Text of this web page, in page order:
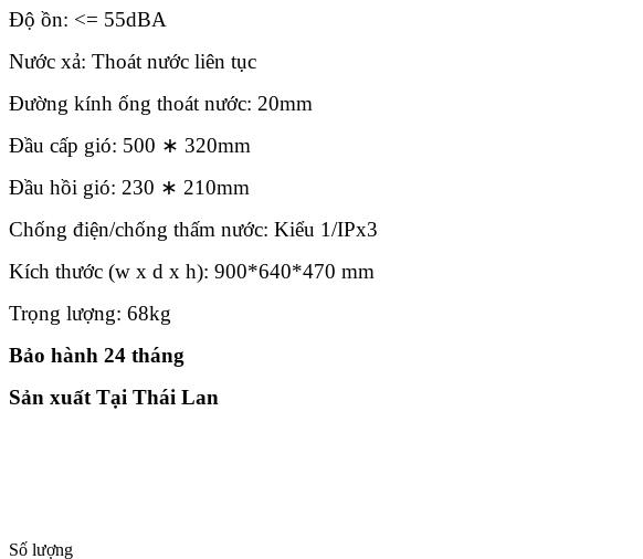
Độ ồn: <= 55dBA
Nước xả: Thoát nước liên tục
Đường kính ống thoát nước: 20mm
Đầu cấp gió: 500 ∗ 320mm
Đầu hồi gió: 230 ∗ 210mm
Chống điện/chống thấm nước: Kiểu 1/IPx3
Kích thước (w x d x h): 900*640*470 mm
Trọng lượng: 68kg
Bảo hành 24 tháng
Sản xuất Tại Thái Lan
Số lượng